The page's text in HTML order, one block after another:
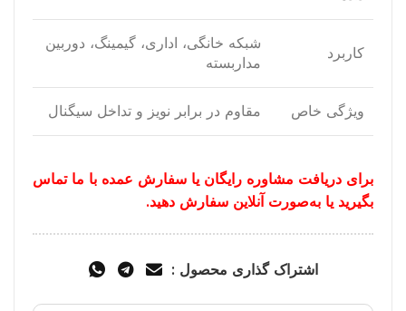
کاربرد
شبکه خانگی، اداری، گیمینگ، دوربین
مداربسته
ویژگی خاص مقاوم در برابر نویز و تداخل سیگنال
برای دریافت مشاوره رایگان یا سفارش عمده با ما تماس
بگیرید یا به‌صورت آنلاین سفارش دهید.
اشتراک گذاری محصول :